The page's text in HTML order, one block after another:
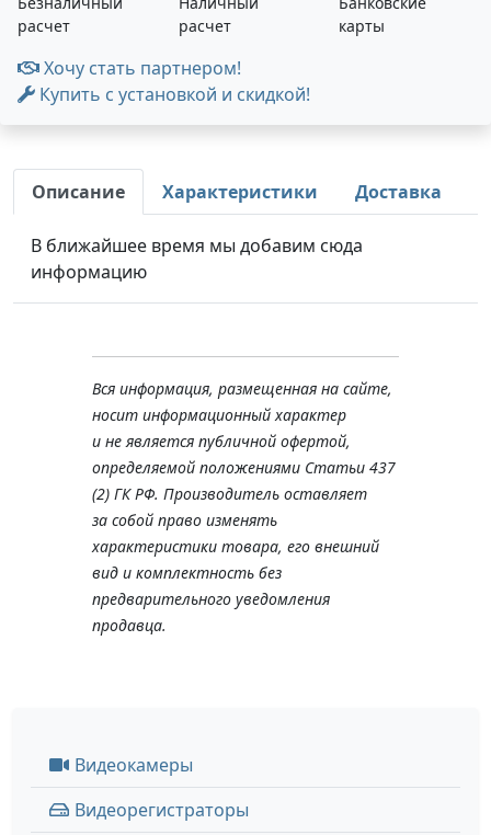
расчет
расчет
карты
Хочу стать партнером!
Купить с установкой и скидкой!
Описание Характеристики Доставка
В ближайшее время мы добавим сюда
информацию
Вся информация, размещенная на сайте,
носит информационный характер
и не является публичной офертой,
определяемой положениями Статьи 437
(2) ГК РФ. Производитель оставляет
за собой право изменять
характеристики товара, его внешний
вид и комплектность без
предварительного уведомления
продавца.
Видеокамеры
Видеорегистраторы